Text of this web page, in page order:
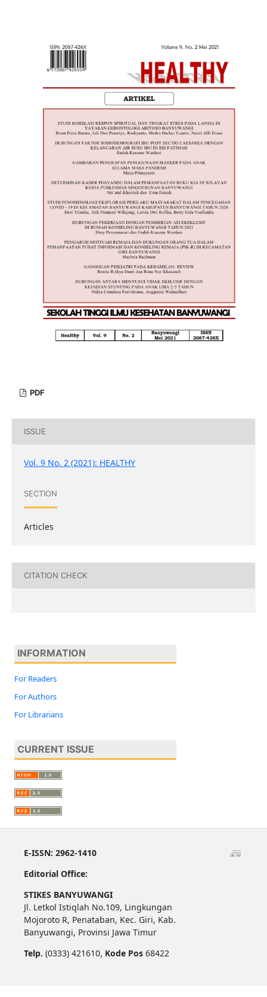
PDF
ISSUE
Vol. 9 No. 2 (2021): HEALTHY
SECTION
Articles
CITATION CHECK
INFORMATION
For Readers
For Authors
For Librarians
CURRENT ISSUE
E-ISSN: 2962-1410
Editorial Office:
STIKES BANYUWANGI
Jl. Letkol Istiqlah No.109, Lingkungan
Mojoroto R, Penataban, Kec. Giri, Kab.
Banyuwangi, Provinsi Jawa Timur
Telp. (0333) 421610, Kode Pos68422